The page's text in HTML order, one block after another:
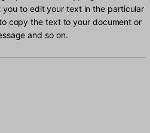
to edit your text in the particular
copy the text to your document or
and so on.